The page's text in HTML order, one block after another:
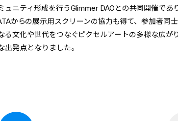
ニティ形成を行うGlimmer DAOとの共同開催であり
からの展示用スクリーンの協力も得て、参加者同
文化や世代をつなぐピクセルアートの多様な広が
発点となりました。